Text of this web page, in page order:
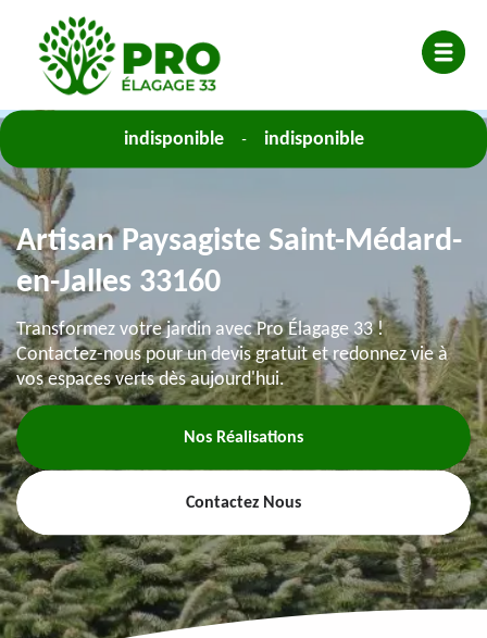
indisponible - indisponible
Artisan Paysagiste Saint-Médard-
en-Jalles 33160
Transformez votre jardin avec Pro Élagage 33 !
Contactez-nous pour un devis gratuit et redonnez vie à
vos espaces verts dès aujourd'hui.
Nos Réalisations
Contactez Nous